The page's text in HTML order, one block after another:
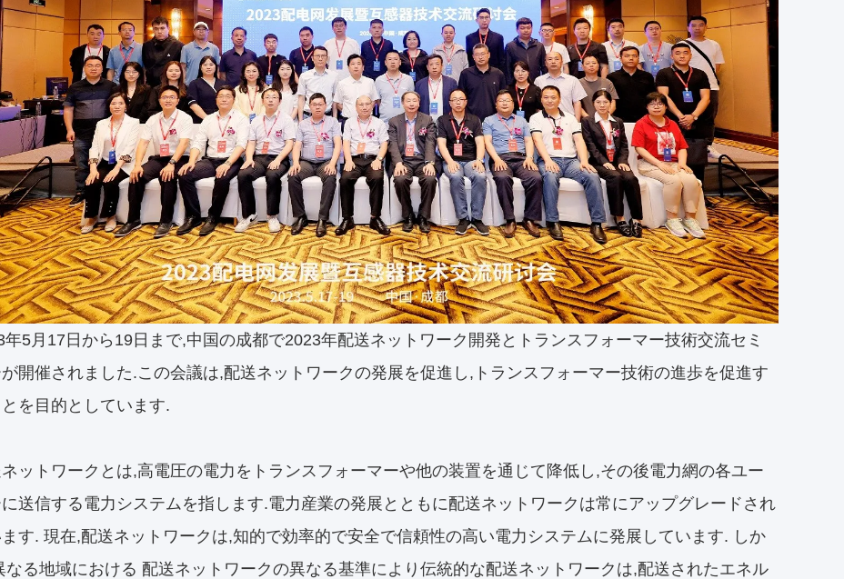
年5月17日から19日まで,中国の成都で2023年配送ネットワーク開発とトランスフォーマー技術交流セミ
開催されました.この会議は,配送ネットワークの発展を促進し,トランスフォーマー技術の進歩を促進す
を目的としています.
ットワークとは,高電圧の電力をトランスフォーマーや他の装置を通じて降低し,その後電力網の各ユー
送信する電力システムを指します.電力産業の発展とともに配送ネットワークは常にアップグレードされ
す. 現在,配送ネットワークは,知的で効率的で安全で信頼性の高い電力システムに発展しています. しか
なる地域における 配送ネットワークの異なる基準により伝統的な配送ネットワークは,配送されたエネル